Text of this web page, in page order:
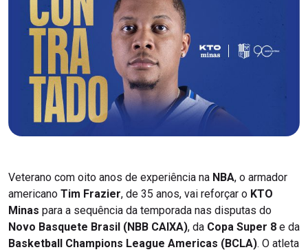
Veterano com oito anos de experiência na NBA, o armador
americano Tim Frazier, de 35 anos, vai reforçar o KTO
Minas para a sequência da temporada nas disputas do
Novo Basquete Brasil (NBB CAIXA), da Copa Super 8 e da
Basketball Champions League Americas (BCLA). O atleta